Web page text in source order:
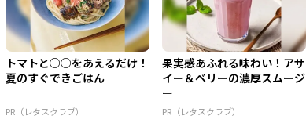
トマトと○○をあえるだけ！
夏のすぐできごはん
PR（レタスクラブ）
果実感あふれる味わい！アサ
イー＆ベリーの濃厚スムージ
ー
PR（レタスクラブ）